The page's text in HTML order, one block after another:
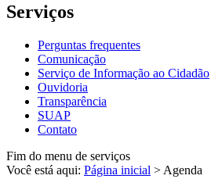
Serviços
Perguntas frequentes
Comunicação
Serviço de Informação ao Cidadão
Ouvidoria
Transparência
SUAP
Contato
Fim do menu de serviços
Você está aqui: Página inicial > Agenda